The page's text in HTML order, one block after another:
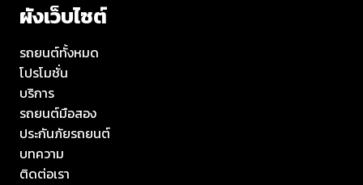
ผังเว็บไซต์
รถยนต์ทั้งหมด
โปรโมชั่น
บริการ
รถยนต์มือสอง
ประกันภัยรถยนต์
บทความ
ติดต่อเรา